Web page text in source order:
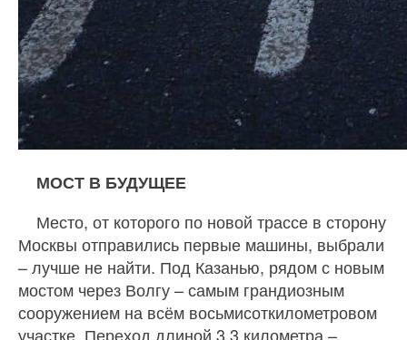
МОСТ В БУДУЩЕЕ
Место, от которого по новой трассе в сторону
Москвы отправились первые машины, выбрали
– лучше не найти. Под Казанью, рядом с новым
мостом через Волгу – самым грандиозным
сооружением на всём восьмисоткилометровом
участке. Переход длиной 3,3 километра –